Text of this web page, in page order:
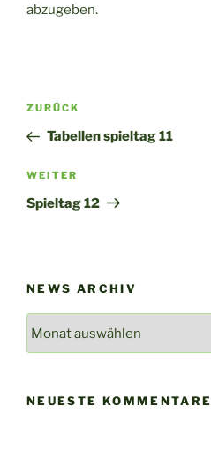
abzugeben.
Beitragsnavigation
Vorheriger
Beitrag
ZURÜCK
Tabellen spieltag 11
Nächster
Beitrag
WEITER
Spieltag 12
NEWS ARCHIV
Archiv
NEUESTE KOMMENTARE